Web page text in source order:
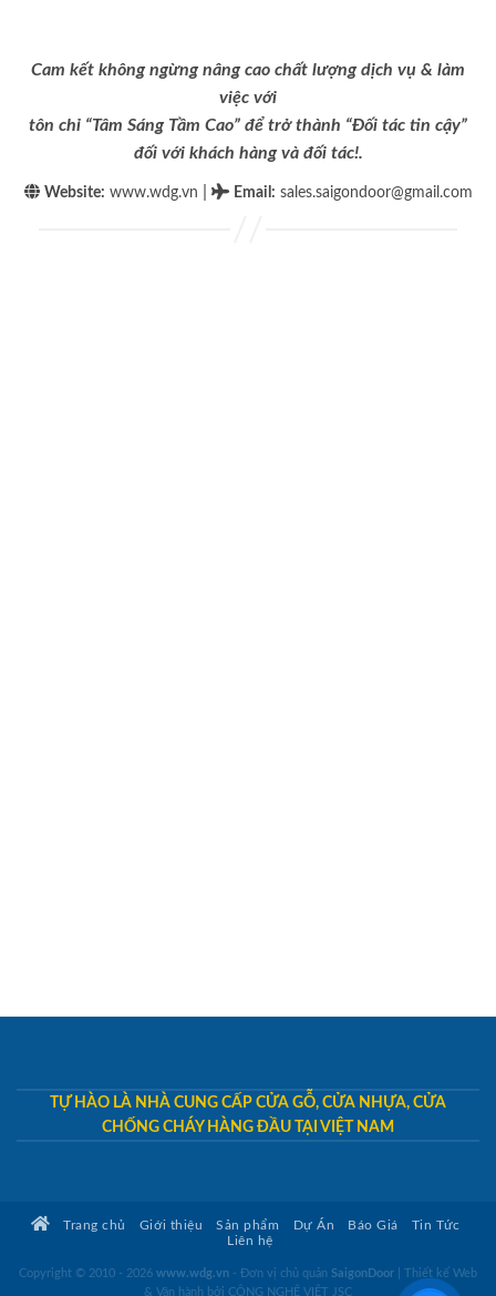
Cam kết không ngừng nâng cao chất lượng dịch vụ & làm
việc với
tôn chỉ “Tâm Sáng Tầm Cao” để trở thành “Đối tác tin cậy”
đối với khách hàng và đối tác!.
Website: www.wdg.vn Email : sales.saigondoor@gmail.com
TỰ HÀO LÀ NHÀ CUNG CẤP CỬA GỖ, CỬA NHỰA, CỬA
CHỐNG CHÁY HÀNG ĐẦU TẠI VIỆT NAM
Trang chủ Giới thiệu Sản phẩm Dự Án Báo Giá
Tin Tức
Liên hệ
Copyright © 2010 - 2026 www.wdg.vn - Đơn vị chủ quản SaigonDoor
Thiết kế Web
& Vận hành bởi CÔNG NGHỆ VIỆT JSC